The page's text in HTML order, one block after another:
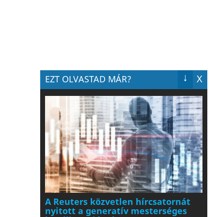
EZT OLVASTAD MÁR? X
↓
A Reuters közvetlen hírcsatornát
nyitott a generatív mesterséges